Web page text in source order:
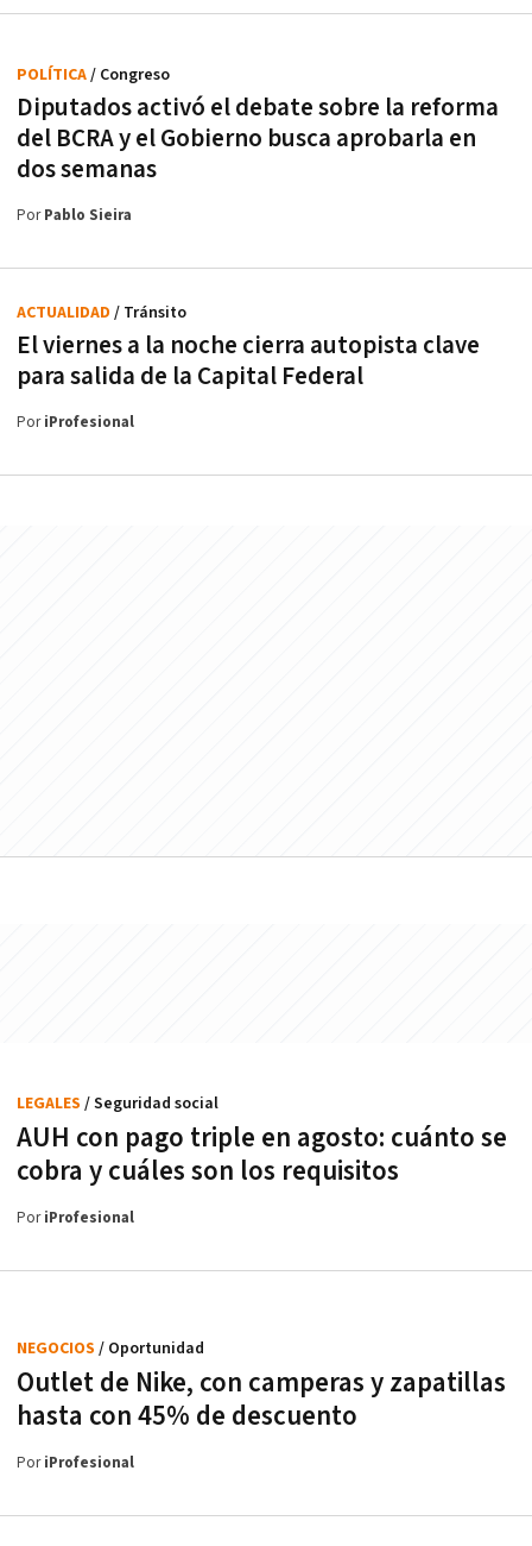
Diputados activó el debate sobre la reforma
del BCRA y el Gobierno busca aprobarla en
dos semanas
POLÍTICA/ Congreso
PorPablo Sieira
El viernes a la noche cierra autopista clave
para salida de la Capital Federal
ACTUALIDAD / Tránsito
PoriProfesional
AUH con pago triple en agosto: cuánto se
cobra y cuáles son los requisitos
LEGALES / Seguridad social
PoriProfesional
Outlet de Nike, con camperas y zapatillas
hasta con 45% de descuento
NEGOCIOS / Oportunidad
PoriProfesional